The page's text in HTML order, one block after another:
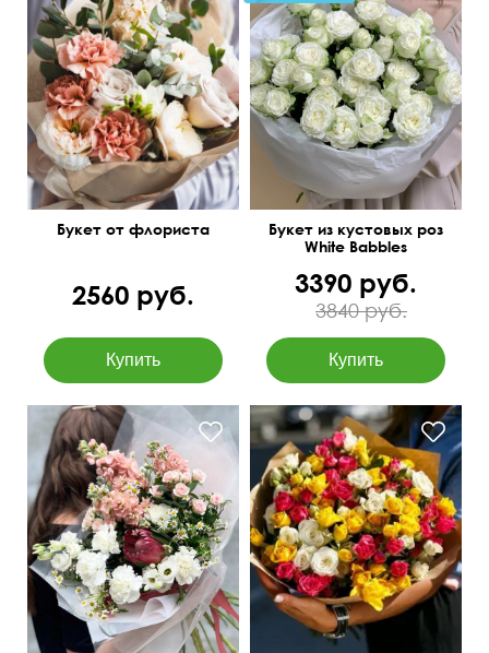
Составим под ваш
бюджет
Букет от флориста
2560 руб.
Упаковка в подарок
50 см
40 см
Букет из кустовых роз
White Babbles
3390 руб.
3840 руб.
Упаковка в корейском
стиле
В крафт бумаге
40 см
50 см